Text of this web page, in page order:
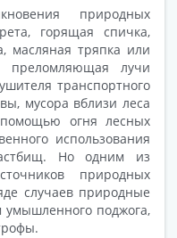
природных
горящая спичка,
масляная тряпка или
преломляющая лучи
транспортного
мусора вблизи леса
огня лесных
использования
Но одним из
природных
случаев природные
умышленного поджога,